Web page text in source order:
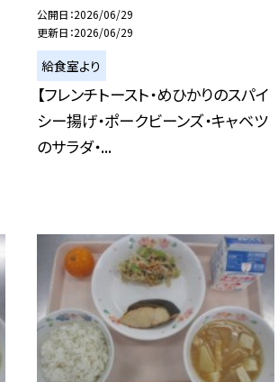
公開日 2026/06/29
更新日 2026/06/29
給食室より
【フレンチトースト・めひかりのスパイ
シー揚げ・ポークビーンズ・キャベツ
のサラダ・...